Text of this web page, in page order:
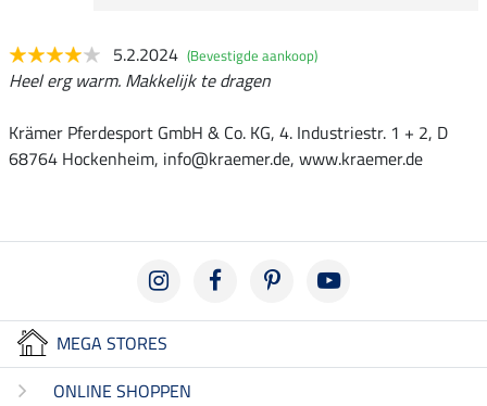
5.2.2024 (Bevestigde aankoop)
Heel erg warm. Makkelijk te dragen
Krämer Pferdesport GmbH & Co. KG, 4. Industriestr. 1 + 2, D
68764 Hockenheim, info@kraemer.de, www.kraemer.de
MEGA STORES
ONLINE SHOPPEN